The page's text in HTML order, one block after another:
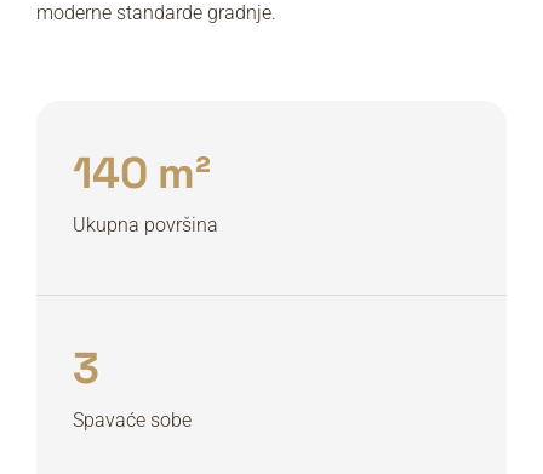
moderne standarde gradnje.
140 m²
Ukupna površina
3
Spavaće sobe